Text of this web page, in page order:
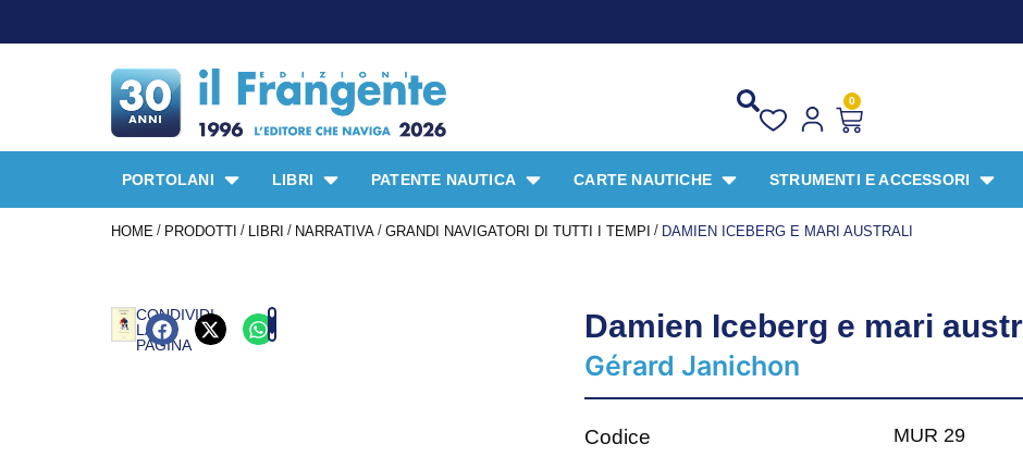
0
PORTOLANI LIBRI PATENTE NAUTICA CARTE NAUTICHE STRUMENTI E ACCESSORI
HOME / PRODOTTI / LIBRI / NARRATIVA / GRANDI NAVIGATORI DI TUTTI I TEMPI / DAMIEN ICEBERG E MARI AUSTRALI
CONDIVIDI
LA
PAGINA
Damien Iceberg e mari
Gérard Janichon
Codice MUR 29